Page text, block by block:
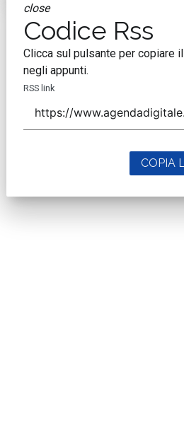
close
Codice Rss
Clicca sul pulsante per copiare
negli appunti.
RSS link
COPIA